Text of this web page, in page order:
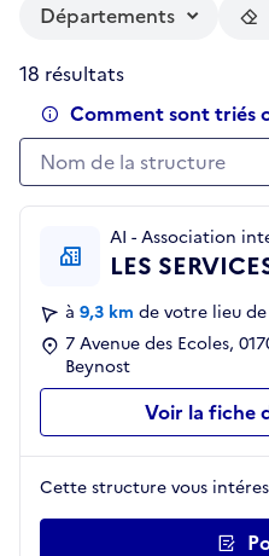
Départements
18 résultats
Comment sont triés
Nom de la structure
Nom de la structure
AI - Association
LES
à 9,3 km de votre lieu
7 Avenue des Ecoles,
Beynost
Voir la fiche
Cette structure vous